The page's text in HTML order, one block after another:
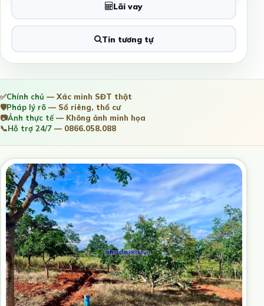
Lãi vay
Tin tương tự
✅Chính chủ — Xác minh SĐT thật
🛡️Pháp lý rõ — Sổ riêng, thổ cư
📷Ảnh thực tế— Không ảnh minh họa
📞Hỗ trợ 24/7 — 0866.058.088